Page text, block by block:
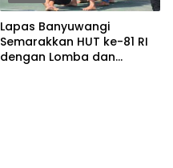
Lapas Banyuwangi
Semarakkan HUT ke-81 RI
dengan Lomba dan